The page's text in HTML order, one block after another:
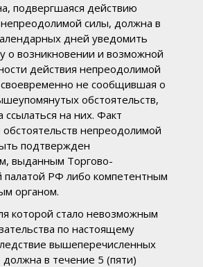
подвергшаяся действию
непреодолимой силы, должна в
дней уведомить
о возникновении и возможной
действия непреодолимой
не сообщившая о
обстоятельств,
ссылаться на них. Факт
непреодолимой
подтвержден
выданным Торгово-
РФ либо компетентным
органом.
которой стало невозможным
по настоящему
вышеперечисленных
должна в течение 5 (пяти)